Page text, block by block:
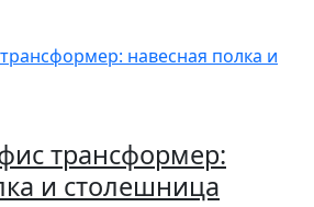
трансформер:
и столешница